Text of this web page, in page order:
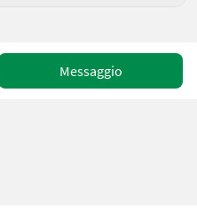
Messaggio